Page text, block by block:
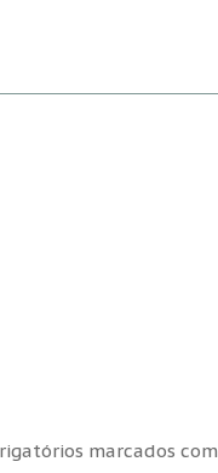
marcados com